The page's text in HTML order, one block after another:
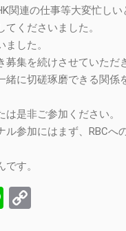
関連の仕事等大変忙しい
くださいました。
した。
募集を続けさせていただ
緒に切磋琢磨できる関係
は是非ご参加ください。
ル参加にはまず、RBCへ
す。
Line